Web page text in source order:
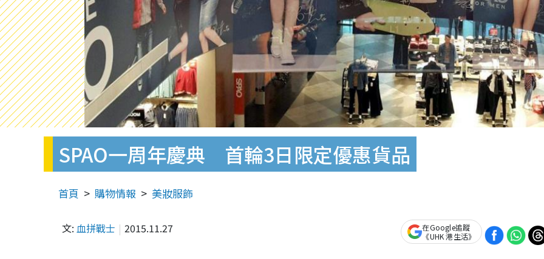
SPAO一周年慶典 首輪3日限定優惠貨品
首頁 購物情報 美妝服飾
文: 血拼戰士 2015.11.27
在Google追蹤
《UHK 港生活》